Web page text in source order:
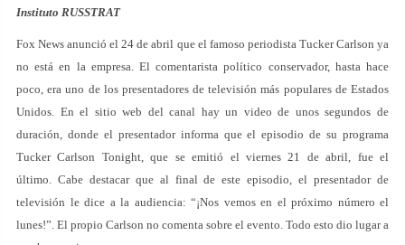
Instituto RUSSTRAT
Fox News anunció el 24 de abril que el famoso periodista Tucker Carlson ya
no está en la empresa. El comentarista político conservador, hasta hace
poco, era uno de los presentadores de televisión más populares de Estados
Unidos. En el sitio web del canal hay un video de unos segundos de
duración, donde el presentador informa que el episodio de su programa
Tucker Carlson Tonight, que se emitió el viernes 21 de abril, fue el
último. Cabe destacar que al final de este episodio, el presentador de
televisión le dice a la audiencia: “¡Nos vemos en el próximo número el
lunes!”. El propio Carlson no comenta sobre el evento. Todo esto dio lugar a